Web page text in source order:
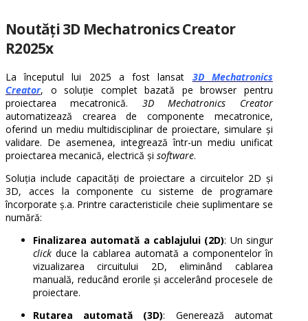
Noutăți 3D Mechatronics Creator
R2025x
La începutul lui 2025 a fost lansat 3D Mechatronics
Creator, o soluție complet bazată pe browser pentru
proiectarea mecatronică. 3D Mechatronics Creator
automatizează crearea de componente mecatronice,
oferind un mediu multidisciplinar de proiectare, simulare și
validare. De asemenea, integrează într-un mediu unificat
proiectarea mecanică, electrică și software.
Soluția include capacități de proiectare a circuitelor 2D și
3D, acces la componente cu sisteme de programare
încorporate ș.a. Printre caracteristicile cheie suplimentare se
numără:
Finalizarea automată a cablajului (2D): Un singur
click duce la cablarea automată a componentelor în
vizualizarea circuitului 2D, eliminând cablarea
manuală, reducând erorile și accelerând procesele de
proiectare.
Rutarea automată (3D): Generează automat